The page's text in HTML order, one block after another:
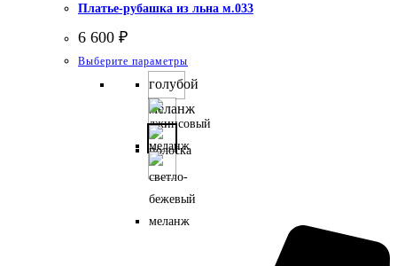
товара.
Платье-рубашка из льна м.033
6 600 ₽
Выберите параметры
товар
имеет
несколько
вариаций.
можно
голубой
меланж